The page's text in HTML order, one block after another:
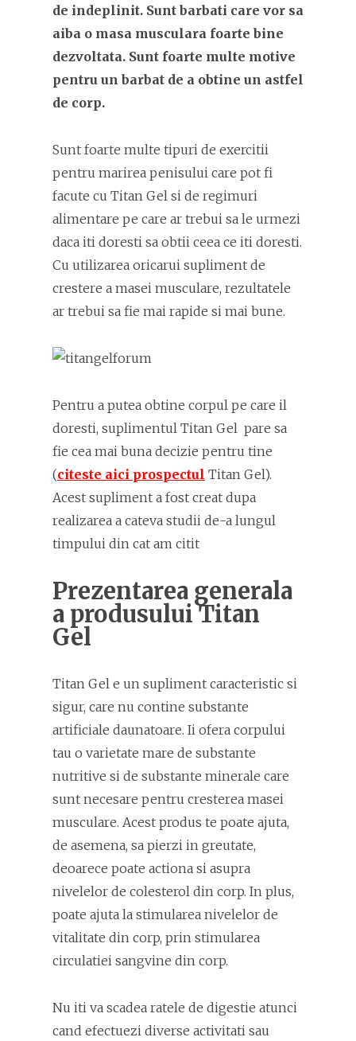
de indeplinit. Sunt barbati care vor sa
aiba o masa musculara foarte bine
dezvoltata. Sunt foarte multe motive
pentru un barbat de a obtine un astfel
de corp.
Sunt foarte multe tipuri de exercitii
pentru marirea penisului care pot fi
facute cu Titan Gel si de regimuri
alimentare pe care ar trebui sa le urmezi
daca iti doresti sa obtii ceea ce iti doresti.
Cu utilizarea oricarui supliment de
crestere a masei musculare, rezultatele
ar trebui sa fie mai rapide si mai bune.
Pentru a putea obtine corpul pe care il
doresti, suplimentul Titan Gel pare sa
fie cea mai buna decizie pentru tine
(citeste aici prospectul Titan Gel).
Acest supliment a fost creat dupa
realizarea a cateva studii de-a lungul
timpului din cat am citit
Prezentarea generala
a produsului Titan
Gel
Titan Gel e un supliment caracteristic si
sigur, care nu contine substante
artificiale daunatoare. Ii ofera corpului
tau o varietate mare de substante
nutritive si de substante minerale care
sunt necesare pentru cresterea masei
musculare. Acest produs te poate ajuta,
de asemena, sa pierzi in greutate,
deoarece poate actiona si asupra
nivelelor de colesterol din corp. In plus,
poate ajuta la stimularea nivelelor de
vitalitate din corp, prin stimularea
circulatiei sangvine din corp.
Nu iti va scadea ratele de digestie atunci
cand efectuezi diverse activitati sau